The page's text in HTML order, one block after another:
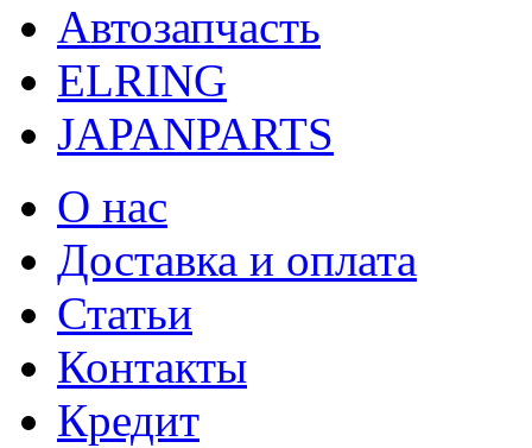
Автозапчасть
ELRING
JAPANPARTS
О нас
Доставка и оплата
Статьи
Контакты
Кредит